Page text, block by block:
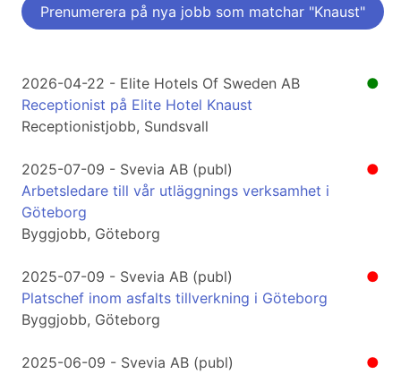
Prenumerera på nya jobb som matchar "Knaust"
●
2026-04-22 - Elite Hotels Of Sweden AB
Receptionist på Elite Hotel Knaust
Receptionistjobb, Sundsvall
●
2025-07-09 - Svevia AB (publ)
Arbetsledare till vår utläggnings verksamhet i
Göteborg
Byggjobb, Göteborg
●
2025-07-09 - Svevia AB (publ)
Platschef inom asfalts tillverkning i Göteborg
Byggjobb, Göteborg
●
2025-06-09 - Svevia AB (publ)